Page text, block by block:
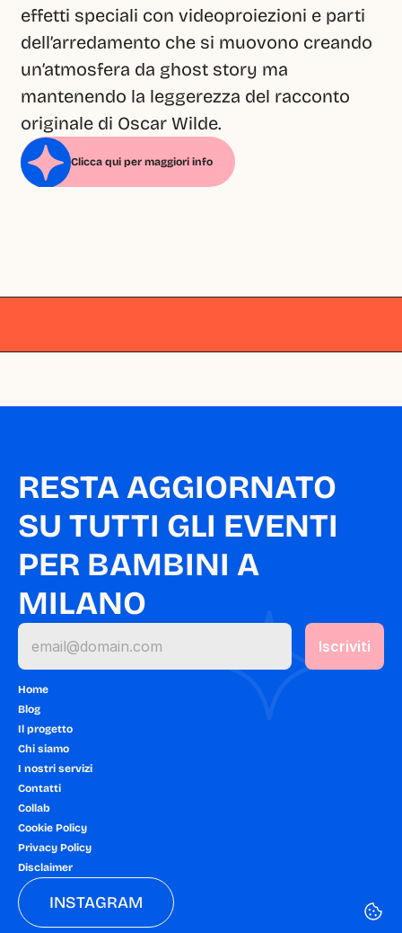
effetti speciali con videoproiezioni e parti
dell’arredamento che si muovono creando
un’atmosfera da ghost story ma
mantenendo la leggerezza del racconto
originale di Oscar Wilde.
Clicca qui per maggiori info
RESTA AGGIORNATO
SU TUTTI GLI EVENTI
PER BAMBINI A
MILANO
Home
Blog
Il progetto
Chi siamo
I nostri servizi
Contatti
Collab
Cookie Policy
Privacy Policy
Disclaimer
INSTAGRAM